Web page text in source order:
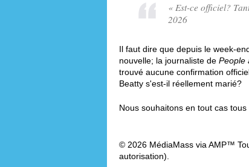
« Est-ce officiel?
2026
Il faut dire que depuis le week-
nouvelle; la journaliste de People
trouvé aucune confirmation
Beatty s'est-il réellement marié?
Nous souhaitons en tout cas
© 2026 MédiaMass via AMP™
autorisation).